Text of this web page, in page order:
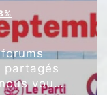
partagés
vous